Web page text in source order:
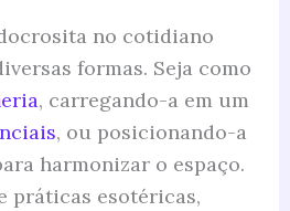
no cotidiano
formas. Seja como
, carregando-a em um
, ou posicionando-a
harmonizar o espaço.
práticas esotéricas,